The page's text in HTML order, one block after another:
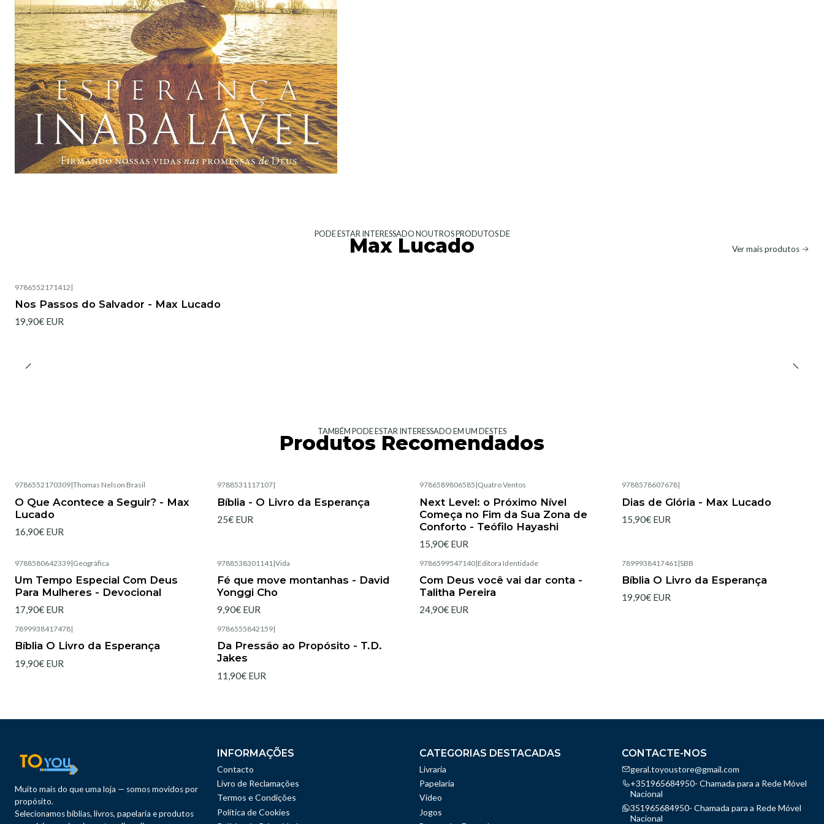
PODE ESTAR INTERESSADO NOUTROS PRODUTOS DE
Max Lucado Ver mais produtos
9786552171412 |
Nos Passos do Salvador - Max Lucado
19,90€ EUR
TAMBÉM PODE ESTAR INTERESSADO EM UM DESTES
Produtos Recomendados
9786552170309|Thomas Nelson Brasil
O Que Acontece a Seguir? - Max
Lucado
16,90€ EUR
9788531117107|
Bíblia - O Livro da Esperança
25€ EUR
9786589806585 |Quatro Ventos
Next Level: o Próximo Nível
Começa no Fim da Sua Zona de
Conforto - Teófilo Hayashi
15,90€ EUR
9788578607678|
Dias de Glória - Max Lucado
15,90€ EUR
9788580642339|Geográfica
Um Tempo Especial Com Deus
Para Mulheres - Devocional
17,90€ EUR
9788538301141 |Vida
Fé que move montanhas - David
Yonggi Cho
9,90€ EUR
9786599547140|Editora Identidade
Com Deus você vai dar conta -
Talitha Pereira
24,90€ EUR
7899938417461 |SBB
Bíblia O Livro da Esperança
19,90€ EUR
7899938417478|
Bíblia O Livro da Esperança
19,90€ EUR
9786555842159|
Da Pressão ao Propósito - T.D.
Jakes
11,90€ EUR
Muito mais do que uma loja — somos movidos por
propósito.
Selecionamos bíblias, livros, papelaria e produtos
INFORMAÇÕES
Contacto
Livro de Reclamações
Termos e Condições
Política de Cookies
CATEGORIAS DESTACADAS
Livraria
Papelaria
Vídeo
Jogos
CONTACTE-NOS
geral.toyoustore@gmail.com
+351965684950- Chamada para a Rede Móvel
Nacional
351965684950- Chamada para a Rede Móvel
Nacional